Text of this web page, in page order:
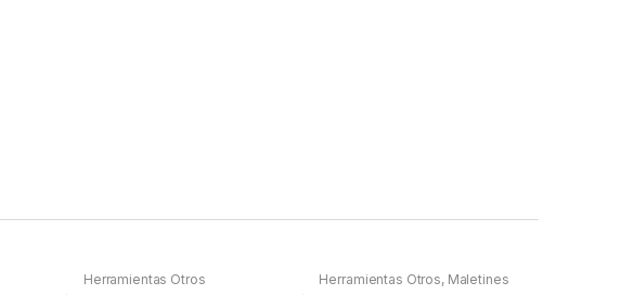
Herramientas Otros Herramientas Otros, Maletines